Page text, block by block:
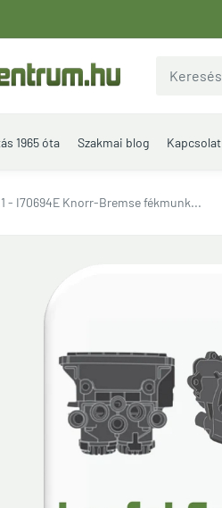
1965 óta Szakmai blog Kapcsolat
- I70694E Knorr-Bremse fékmunk...